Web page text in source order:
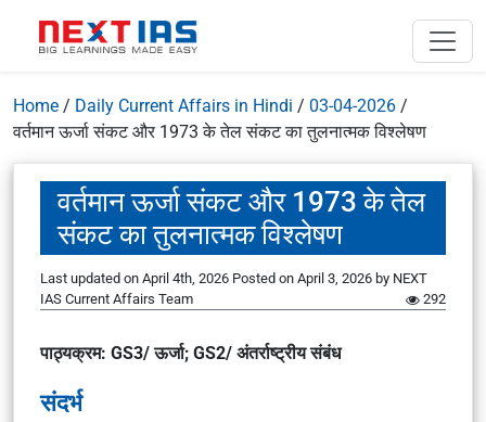
Home / Daily Current Affairs in Hindi / 03-04-2026 /
वर्तमान ऊर्जा संकट और 1973 के तेल संकट का तुलनात्मक विश्लेषण
वर्तमान ऊर्जा संकट और 1973 के तेल
संकट का तुलनात्मक विश्लेषण
Last updated on April 4th, 2026 Posted on April 3, 2026 by NEXT
IAS Current Affairs Team
292
पाठ्यक्रम: GS3/ ऊर्जा; GS2/ अंतर्राष्ट्रीय संबंध
संदर्भ